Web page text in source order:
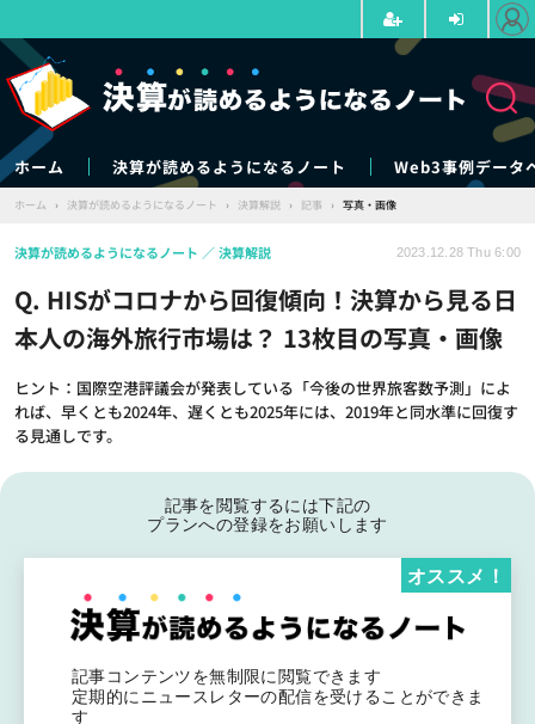
ホーム 決算が読めるようになるノート Web3事例データ
ホーム › 決算が読めるようになるノート › 決算解説 › 記事 › 写真・画像
Q. HISがコロナから回復傾向！決算から見る日
本人の海外旅行市場は？ 13枚目の写真・画像
ヒント：国際空港評議会が発表している「今後の世界旅客数予測」によ
れば、早くとも2024年、遅くとも2025年には、2019年と同水準に回復す
る見通しです。
決算が読めるようになるノート 決算解説 2023.12.28 Thu 6:00
記事を閲覧するには下記の
プランへの登録をお願いします
記事コンテンツを無制限に閲覧できます
定期的にニュースレターの配信を受けることができま
す
オススメ！